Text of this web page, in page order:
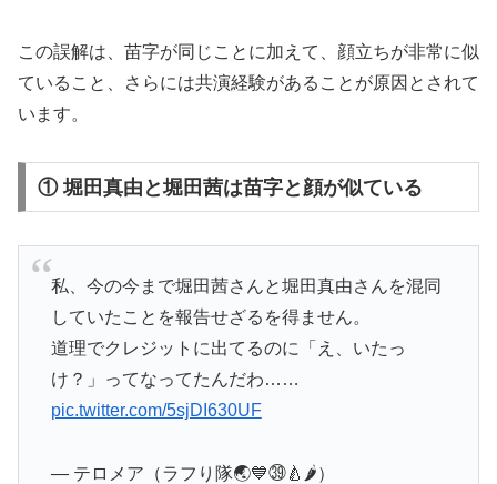
この誤解は、苗字が同じことに加えて、顔立ちが非常に似
ていること、さらには共演経験があることが原因とされて
います。
① 堀田真由と堀田茜は苗字と顔が似ている
私、今の今まで堀田茜さんと堀田真由さんを混同
していたことを報告せざるを得ません。
道理でクレジットに出てるのに「え、いたっ
け？」ってなってたんだわ……
pic.twitter.com/5sjDI630UF
— テロメア（ラフり隊🌏💙㊴🍐🌶）